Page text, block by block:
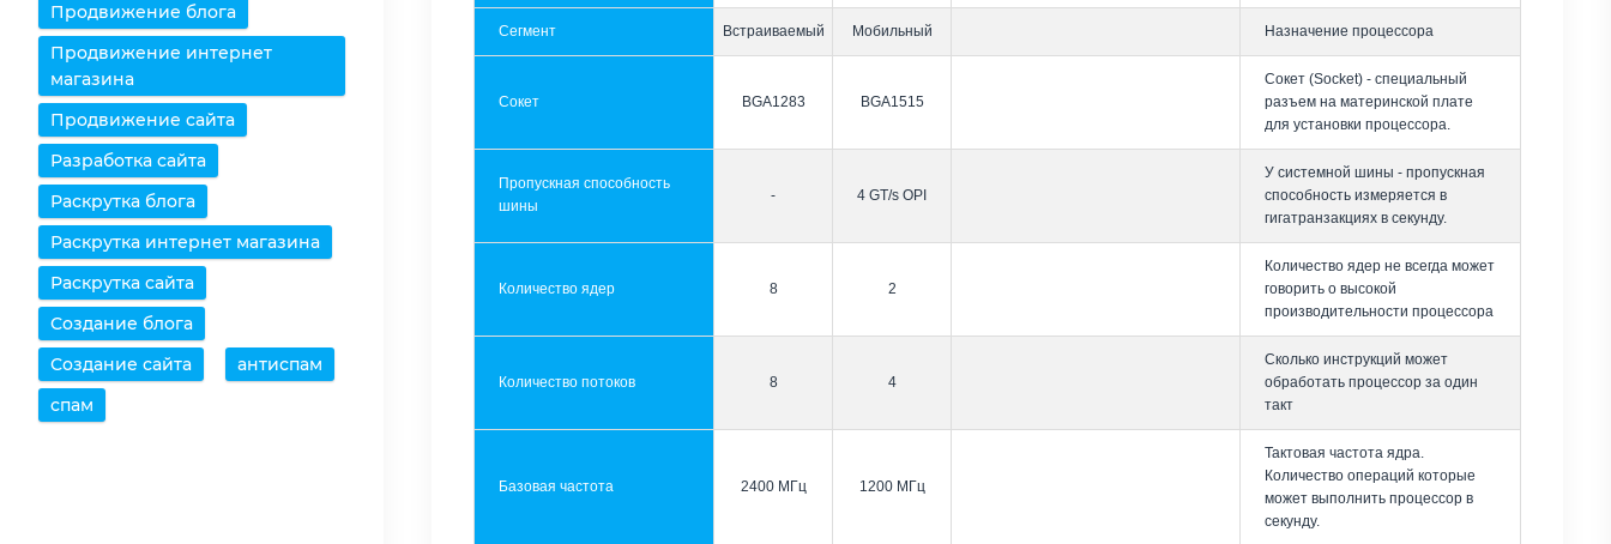
Продвижение блога
Продвижение интернет
магазина
Продвижение сайта
Разработка сайта
Раскрутка блога
Раскрутка интернет магазина
Раскрутка сайта
Создание блога
Создание сайта
антиспам
спам
Сегмент Встраиваемый Мобильный Назначение процессора
Сокет BGA1283 BGA1515
Сокет (Socket) - специальный
разъем на материнской плате
для установки процессора.
Пропускная способность
шины
- 4 GT/s OPI
У системной шины - пропускная
способность измеряется в
гигатранзакциях в секунду.
Количество ядер 8 2
Количество ядер не всегда может
говорить о высокой
производительности процессора
Количество потоков 8 4
Сколько инструкций может
обработать процессор за один
такт
Базовая частота 2400 МГц 1200 МГц
Тактовая частота ядра.
Количество операций которые
может выполнить процессор в
секунду.